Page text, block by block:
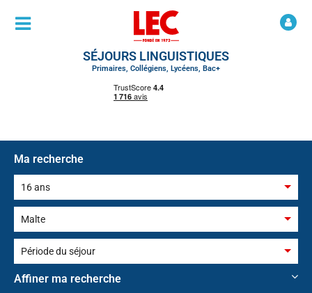
SÉJOURS LINGUISTIQUES
Primaires, Collégiens, Lycéens, Bac+
Ma recherche
16 ans
9 ans
11 ans
Malte
Ecosse
Période du séjour
Toussaint
Affiner ma recherche